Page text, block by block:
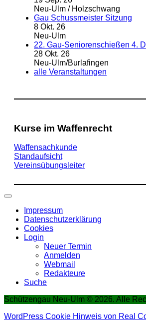
Neu-Ulm / Holzschwang
Gau Schussmeister Sitzung
8 Okt. 26
Neu-Ulm
22. Gau-Seniorenschießen 4.
28 Okt. 26
Neu-Ulm/Burlafingen
alle Veranstaltungen
Kurse im Waffenrecht
Waffensachkunde
Standaufsicht
Vereinsübungsleiter
Impressum
Datenschutzerklärung
Cookies
Login
Neuer Termin
Anmelden
Webmail
Redakteure
Suche
Schützengau Neu-Ulm © 2026. Alle
WordPress Cookie Hinweis von Real